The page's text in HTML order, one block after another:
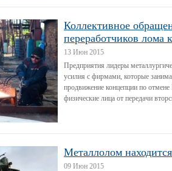
Коллективное
переработчиков
13 Июн 2015
Предприятия лидеры
усилия с фирмами, которые
продвижение концепции по
физические лица от передачи
Металлолом
09 Июн 2015